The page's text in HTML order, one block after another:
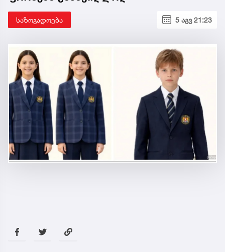
საზოგადოება 5 აგვ 21:23